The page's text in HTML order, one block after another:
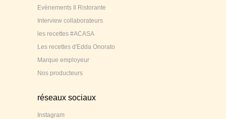
Evènements Il Ristorante
Interview collaborateurs
les recettes #ACASA
Les recettes d'Edda Onorato
Marque employeur
Nos producteurs
réseaux sociaux
Instagram